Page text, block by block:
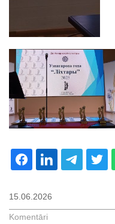
15.06.2026
Komentāri